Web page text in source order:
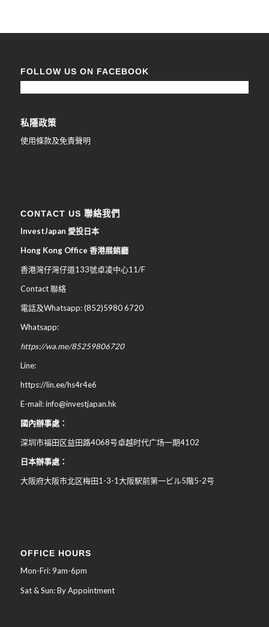
FOLLOW US ON FACEBOOK
私隱政策
使用條款及免責聲明
CONTACT US 聯絡我們
InvestJapan 愛投日本
Hong Kong Office 香港展銷廳
香港灣仔灣仔道133號卓凌中心11/F
Contact 聯絡
電話及Whatsapp: (852)5980 6720
Whatsapp:
https://wa.me/85259806720
Line:
https://lin.ee/hs4r4e6
E-mail: info@investjapan.hk
國內辦事處：
深圳市福田区益田路4068号卓越时代广场一期4102
日本辦事處：
大阪府大阪市北区梅田1-3-1大阪駅前第一ビル5階5-2号
OFFICE HOURS
Mon-Fri: 9am-6pm
Sat & Sun: By Appointment